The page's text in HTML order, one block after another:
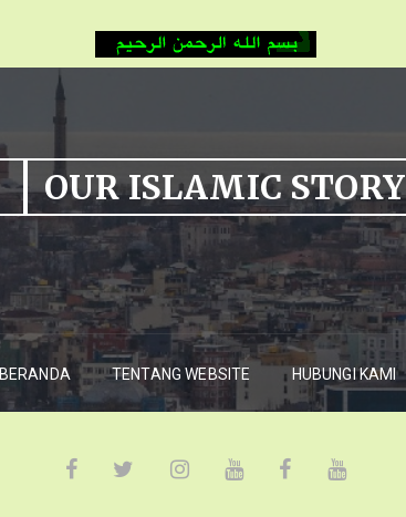
OUR ISLAMIC STORY
BERANDA TENTANG WEBSITE HUBUNGI KAMI